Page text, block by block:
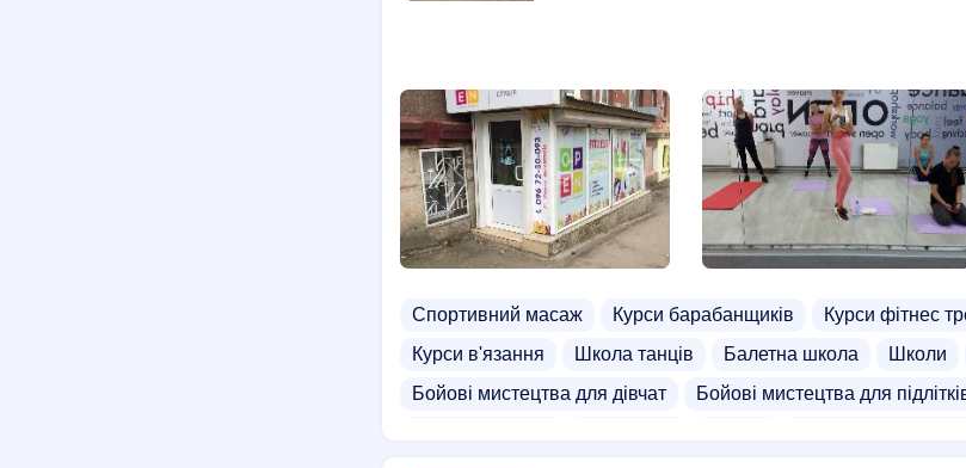
Спортивний масаж Курси барабанщиків Курси фітнес
Курси в'язання
Школа танців Балетна школа Школи
Бойові мистецтва для дівчат
Бойові мистецтва для